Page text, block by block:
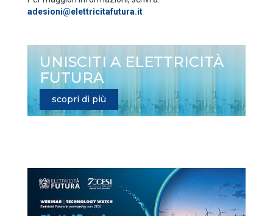
adesioni@elettricitafutura.it
UNISCITI A ELETTRICITÀ
FUTURA
scopri di più